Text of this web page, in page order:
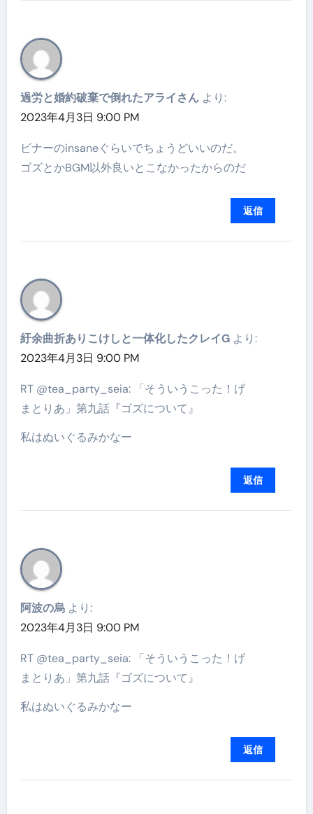
過労と婚約破棄で倒れたアライさん より:
2023年4月3日 9:00 PM
ビナーのinsaneぐらいでちょうどいいのだ。
ゴズとかBGM以外良いとこなかったからのだ
返信
紆余曲折ありこけしと一体化したクレイG より:
2023年4月3日 9:00 PM
RT @tea_party_seia: 「そういうこった！げ
まとりあ」第九話『ゴズについて』
私はぬいぐるみかなー
返信
阿波の烏 より:
2023年4月3日 9:00 PM
RT @tea_party_seia: 「そういうこった！げ
まとりあ」第九話『ゴズについて』
私はぬいぐるみかなー
返信